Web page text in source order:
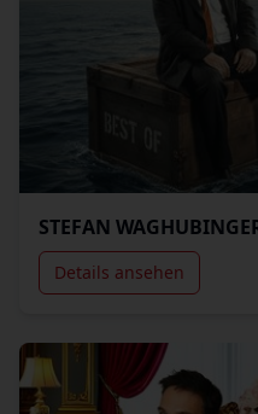
STEFAN
Details ansehen